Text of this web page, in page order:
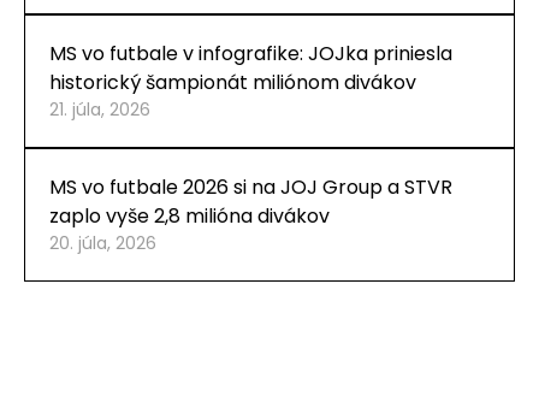
MS vo futbale v infografike: JOJka priniesla
historický šampionát miliónom divákov
21. júla, 2026
MS vo futbale 2026 si na JOJ Group a STVR
zaplo vyše 2,8 milióna divákov
20. júla, 2026